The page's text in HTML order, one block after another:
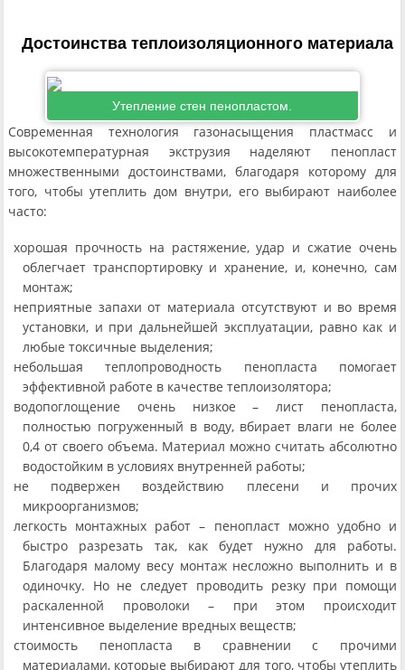
Достоинства теплоизоляционного материала
Утепление стен пенопластом.
Современная технология газонасыщения пластмасс и
высокотемпературная экструзия наделяют пенопласт
множественными достоинствами, благодаря которому для
того, чтобы утеплить дом внутри, его выбирают наиболее
часто:
хорошая прочность на растяжение, удар и сжатие очень
облегчает транспортировку и хранение, и, конечно, сам
монтаж;
неприятные запахи от материала отсутствуют и во время
установки, и при дальнейшей эксплуатации, равно как и
любые токсичные выделения;
небольшая теплопроводность пенопласта помогает
эффективной работе в качестве теплоизолятора;
водопоглощение очень низкое – лист пенопласта,
полностью погруженный в воду, вбирает влаги не более
0,4 от своего объема. Материал можно считать абсолютно
водостойким в условиях внутренней работы;
не подвержен воздействию плесени и прочих
микроорганизмов;
легкость монтажных работ – пенопласт можно удобно и
быстро разрезать так, как будет нужно для работы.
Благодаря малому весу монтаж несложно выполнить и в
одиночку. Но не следует проводить резку при помощи
раскаленной проволоки – при этом происходит
интенсивное выделение вредных веществ;
стоимость пенопласта в сравнении с прочими
материалами, которые выбирают для того, чтобы утеплить